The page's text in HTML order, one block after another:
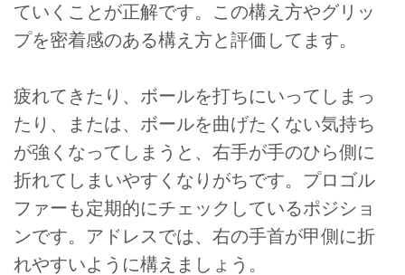
ていくことが正解です。この構え方やグリッ
プを密着感のある構え方と評価してます。
疲れてきたり、ボールを打ちにいってしまっ
たり、または、ボールを曲げたくない気持ち
が強くなってしまうと、右手が手のひら側に
折れてしまいやすくなりがちです。プロゴル
ファーも定期的にチェックしているポジショ
ンです。アドレスでは、右の手首が甲側に折
れやすいように構えましょう。